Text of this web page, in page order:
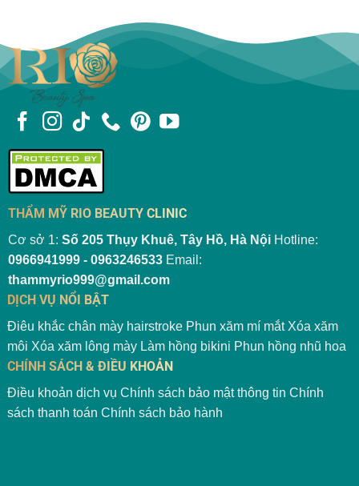
THẨM MỸ RIO BEAUTY CLINIC
Cơ sở 1: Số 205 Thụy Khuê, Tây Hồ, Hà NộiHotline:
0966941999 - 0963246533Email:
thammyrio999@gmail.com
DỊCH VỤ NỔI BẬT
Điêu khắc chân mày hairstroke Phun xăm mí mắt Xóa xăm
môi Xóa xăm lông mày Làm hồng bikini Phun hồng nhũ hoa
CHÍNH SÁCH & ĐIỀU KHOẢN
Điều khoản dịch vụ Chính sách bảo mật thông tin Chính
sách thanh toán Chính sách bảo hành